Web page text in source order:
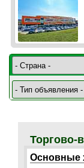
Торгово-
Основные